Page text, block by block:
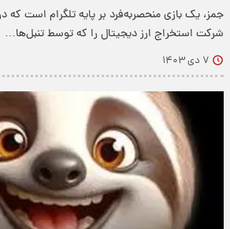
جمز، یک بازی منحصربه‌فرد بر پایه تلگرام است که
شرکت استخراج ارز دیجیتال را که توسط تنبل‌ها…
۷ دی ۱۴۰۳